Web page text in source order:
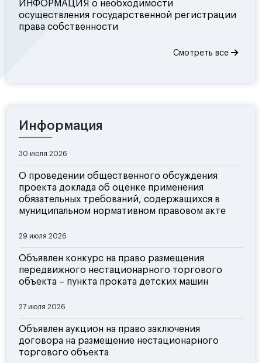
ИНФОРМАЦИЯ о необходимости
осуществления государственной регистрации
права собственности
Смотреть все
Информация
30 июля 2026
О проведении общественного обсуждения
проекта доклада об оценке применения
обязательных требований, содержащихся в
муниципальном нормативном правовом акте
29 июля 2026
Объявлен конкурс на право размещения
передвижного нестационарного торгового
объекта – пункта проката детских машин
27 июля 2026
Объявлен аукцион на право заключения
договора на размещение нестационарного
торгового объекта